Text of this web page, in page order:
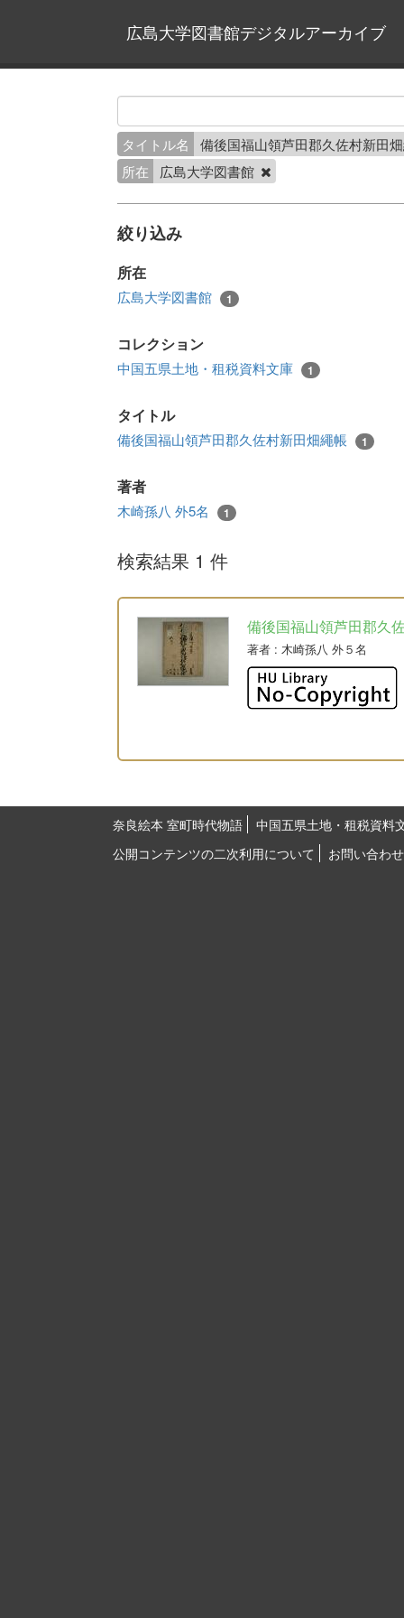
広島大学図書館デジタルアーカイブ
タイトル名
備後国福山領芦田郡久佐村新田
所在
広島大学図書館
絞り込み
所在
広島大学図書館 1
コレクション
中国五県土地・租税資料文庫 1
タイトル
備後国福山領芦田郡久佐村新田畑繩帳 1
著者
木崎孫八 外5名 1
検索結果 1 件
備後国福山領芦田郡久
著者 : 木崎孫八 外５名
奈良絵本 室町時代物語
中国五県土地・租税資料
公開コンテンツの二次利用について
お問い合わせ